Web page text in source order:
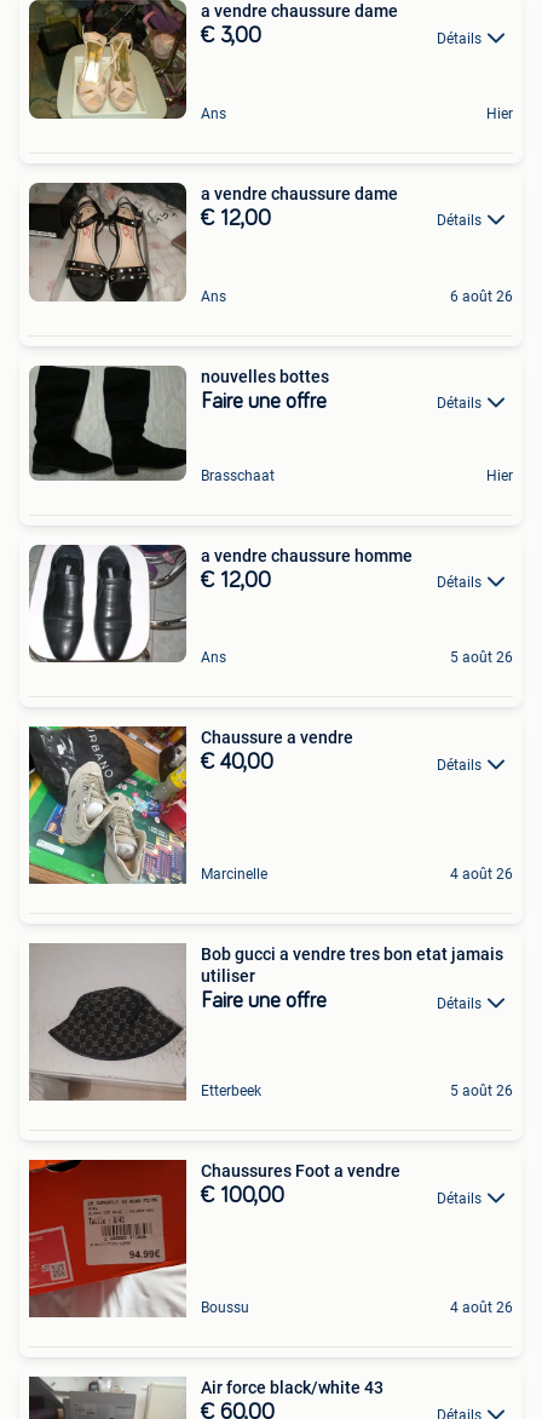
a vendre chaussure dame
€ 3,00 Détails
Ans Hier
a vendre chaussure dame
€ 12,00 Détails
Ans 6 août 26
nouvelles bottes
Faire une offre Détails
Brasschaat Hier
a vendre chaussure homme
€ 12,00 Détails
Ans 5 août 26
Chaussure a vendre
€ 40,00 Détails
Marcinelle 4 août 26
Bob gucci a vendre tres bon etat jamais
utiliser
Faire une offre Détails
Etterbeek 5 août 26
Chaussures Foot a vendre
€ 100,00 Détails
Boussu 4 août 26
Air force black/white 43
€ 60,00 Détails